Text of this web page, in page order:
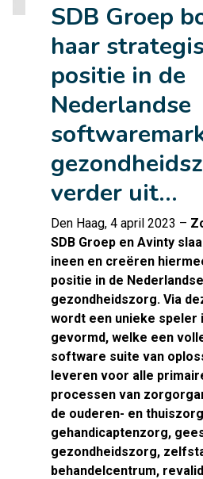
SDB Groep
haar
positie in de
Nederlandse
verder uit…
Den Haag, 4 april 2023 –
SDB Groep en Avinty
ineen en creëren
positie in de Nederlandse
gezondheidszorg. Via
wordt een unieke speler
gevormd, welke een
software suite van
leveren voor alle
processen van
de ouderen- en
gehandicaptenzorg,
gezondheidszorg,
behandelcentrum,